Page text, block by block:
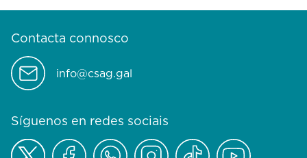
Contacta connosco
info@csag.gal
Síguenos en redes sociais